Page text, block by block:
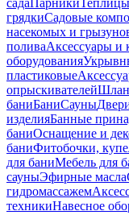
садаПарникиТеплицы
грядкиСадовые
насекомых и
поливаАксессуары и
оборудования
пластиковые
опрыскивателей
баниБаниСауны
изделияБанные
баниОснащение и
баниФитобочки,
для баниМебель для
сауныЭфирные масла
гидромассажем
техникиНавесное